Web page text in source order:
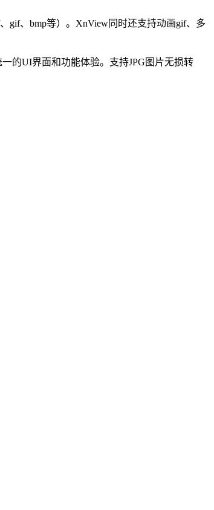
gif、bmp等）。XnView同时还支持动画gif、多
的UI界面和功能体验。支持JPG图片无损转